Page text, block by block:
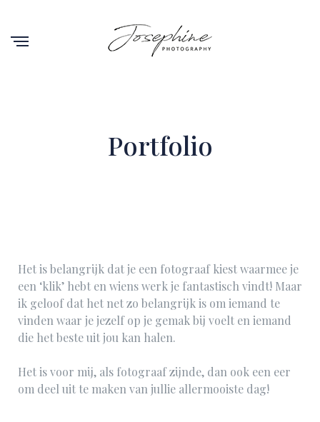
Portfolio
Het is belangrijk dat je een fotograaf kiest waarmee je
een ‘klik’ hebt en wiens werk je fantastisch vindt! Maar
ik geloof dat het net zo belangrijk is om iemand te
vinden waar je jezelf op je gemak bij voelt en iemand
die het beste uit jou kan halen.
Het is voor mij, als fotograaf zijnde, dan ook een eer
om deel uit te maken van jullie allermooiste dag!